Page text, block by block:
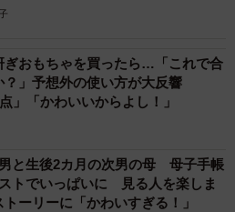
ぎおもちゃを買ったら…「これで合
？」予想外の使い方が大反響
」「かわいいからよし！」
と生後2カ月の次男の母 母子手帳
トでいっぱいに 見る人を楽しま
ーリーに「かわいすぎる！」